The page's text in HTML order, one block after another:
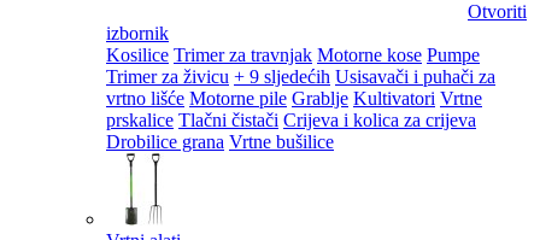
Otvoriti
izbornik
Kosilice Trimer za travnjak Motorne kose Pumpe
Trimer za živicu + 9 sljedećih Usisavači i puhači za
vrtno lišće Motorne pile Grablje Kultivatori Vrtne
prskalice Tlačni čistači Crijeva i kolica za crijeva
Drobilice grana Vrtne bušilice